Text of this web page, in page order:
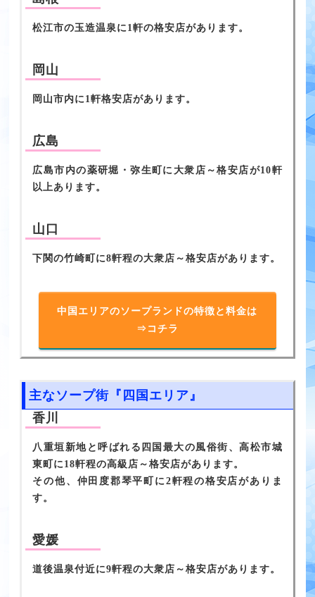
松江市の玉造温泉に1軒の格安店があります。
岡山
岡山市内に1軒格安店があります。
広島
広島市内の薬研堀・弥生町に大衆店～格安店が10軒
以上あります。
山口
下関の竹崎町に8軒程の大衆店～格安店があります。
中国エリアのソープランドの特徴と料金は
⇒コチラ
主なソープ街『四国エリア』
香川
八重垣新地と呼ばれる四国最大の風俗街、高松市城
東町に18軒程の高級店～格安店があります。
その他、仲田度郡琴平町に2軒程の格安店がありま
す。
愛媛
道後温泉付近に9軒程の大衆店～格安店があります。